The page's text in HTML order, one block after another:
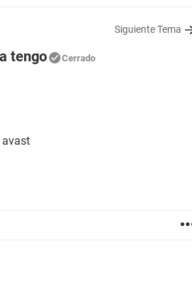
Siguiente Tema
tengo Cerrado
avast